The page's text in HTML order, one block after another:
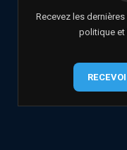
Recevez les
politique et